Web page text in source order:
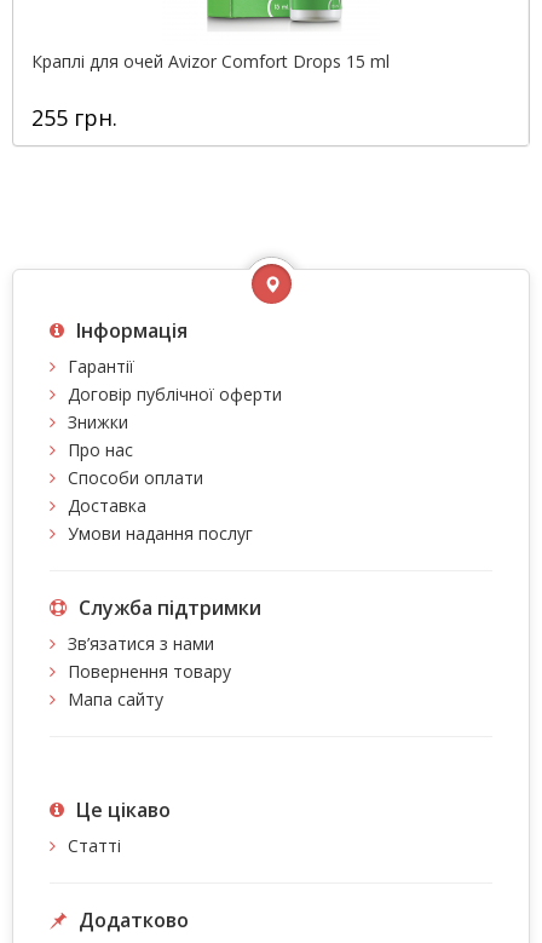
Краплі для очей Avizor Comfort Drops 15 ml
255 грн.
Інформація
Гарантії
Договір публічної оферти
Знижки
Про нас
Способи оплати
Доставка
Умови надання послуг
Служба підтримки
Зв’язатися з нами
Повернення товару
Мапа сайту
Це цiкаво
Статті
Додатково